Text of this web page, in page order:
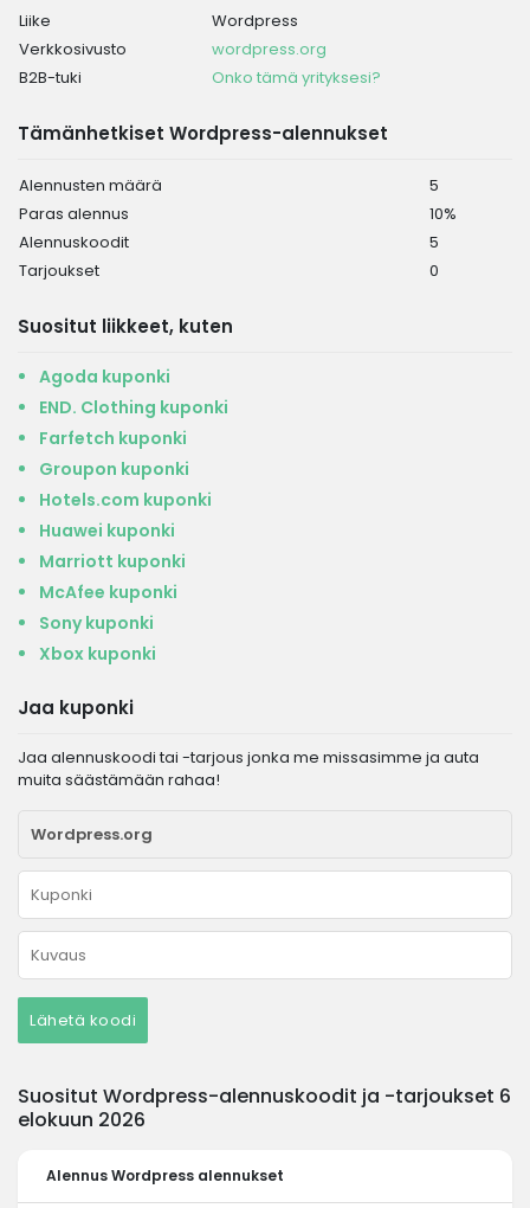
Liike
Wordpress
Verkkosivusto
wordpress.org
B2B-tuki
Onko tämä yrityksesi?
Tämänhetkiset Wordpress-alennukset
Alennusten määrä
5
Paras alennus
10%
Alennuskoodit
5
Tarjoukset
0
Suositut liikkeet, kuten
Agoda kuponki
END. Clothing kuponki
Farfetch kuponki
Groupon kuponki
Hotels.com kuponki
Huawei kuponki
Marriott kuponki
McAfee kuponki
Sony kuponki
Xbox kuponki
Jaa kuponki
Jaa alennuskoodi tai -tarjous jonka me missasimme ja auta
muita säästämään rahaa!
Lähetä koodi
Suositut Wordpress-alennuskoodit ja -tarjoukset 6
elokuun 2026
AlennusWordpress alennukset